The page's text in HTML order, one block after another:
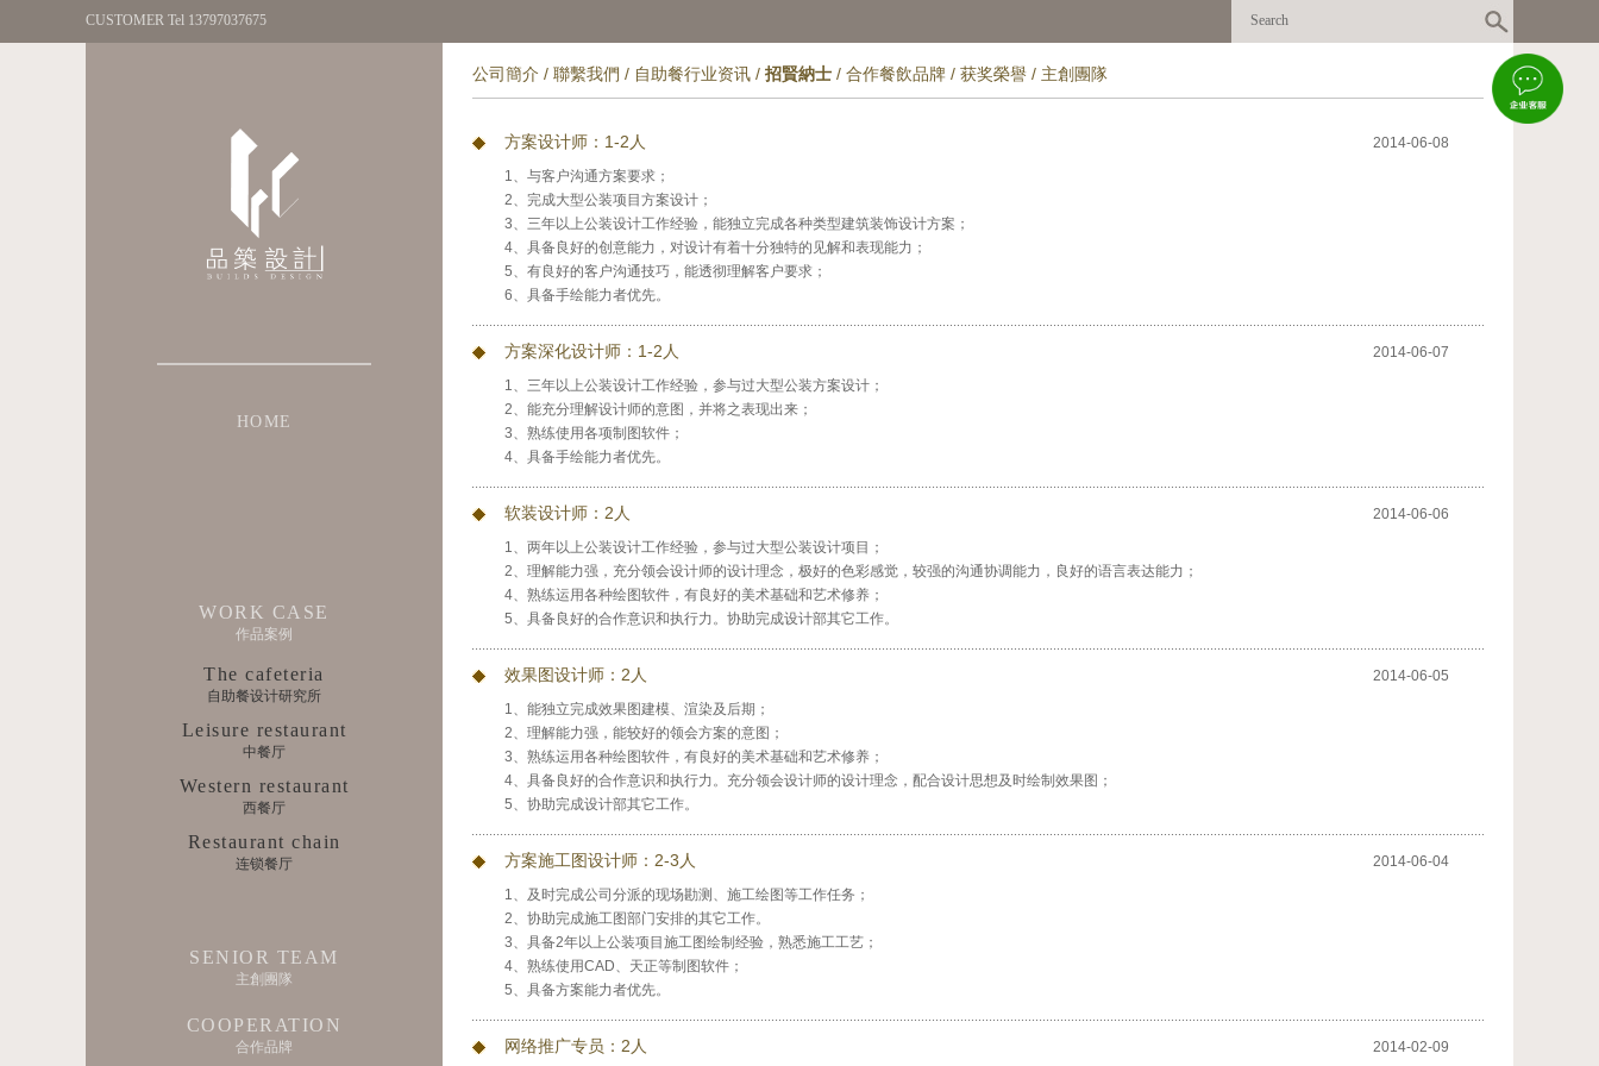
CUSTOMER Tel 13797037675
HOME
WORK CASE
作品案例
The cafeteria
自助餐设计研究所
Leisure restaurant
中餐厅
Western restaurant
西餐厅
Restaurant chain
连锁餐厅
SENIOR TEAM
主創團隊
COOPERATION
合作品牌
公司簡介 / 聯繫我們 / 自助餐行业资讯 / 招賢納士 / 合作餐飲品牌 / 获奖榮譽 / 主創團隊
方案设计师：1-2人
2014-06-08
1、与客户沟通方案要求；
2、完成大型公装项目方案设计；
3、三年以上公装设计工作经验，能独立完成各种类型建筑装饰设计方案；
4、具备良好的创意能力，对设计有着十分独特的见解和表现能力；
5、有良好的客户沟通技巧，能透彻理解客户要求；
6、具备手绘能力者优先。
方案深化设计师：1-2人
2014-06-07
1、三年以上公装设计工作经验，参与过大型公装方案设计；
2、能充分理解设计师的意图，并将之表现出来；
3、熟练使用各项制图软件；
4、具备手绘能力者优先。
软装设计师：2人
2014-06-06
1、两年以上公装设计工作经验，参与过大型公装设计项目；
2、理解能力强，充分领会设计师的设计理念，极好的色彩感觉，较强的沟通协调能力，良好的语言表达能力；
4、熟练运用各种绘图软件，有良好的美术基础和艺术修养；
5、具备良好的合作意识和执行力。协助完成设计部其它工作。
效果图设计师：2人
2014-06-05
1、能独立完成效果图建模、渲染及后期；
2、理解能力强，能较好的领会方案的意图；
3、熟练运用各种绘图软件，有良好的美术基础和艺术修养；
4、具备良好的合作意识和执行力。充分领会设计师的设计理念，配合设计思想及时绘制效果图；
5、协助完成设计部其它工作。
方案施工图设计师：2-3人
2014-06-04
1、及时完成公司分派的现场勘测、施工绘图等工作任务；
2、协助完成施工图部门安排的其它工作。
3、具备2年以上公装项目施工图绘制经验，熟悉施工工艺；
4、熟练使用CAD、天正等制图软件；
5、具备方案能力者优先。
网络推广专员：2人
2014-02-09